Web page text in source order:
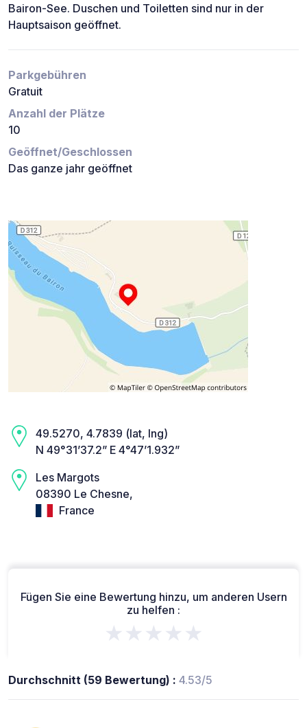
Bairon-See. Duschen und Toiletten sind nur in der
Hauptsaison geöffnet.
Parkgebühren
Gratuit
Anzahl der Plätze
10
Geöffnet/Geschlossen
Das ganze jahr geöffnet
49.5270, 4.7839 (lat, lng)
N 49°31’37.2” E 4°47’1.932”
Les Margots
08390 Le Chesne,
France
Fügen Sie eine Bewertung hinzu, um anderen Usern
zu helfen :
★★★★★
Durchschnitt (59 Bewertung) : 4.53/5